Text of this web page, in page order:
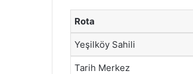
Rota
Yeşilköy Sahili
Tarih Merkez